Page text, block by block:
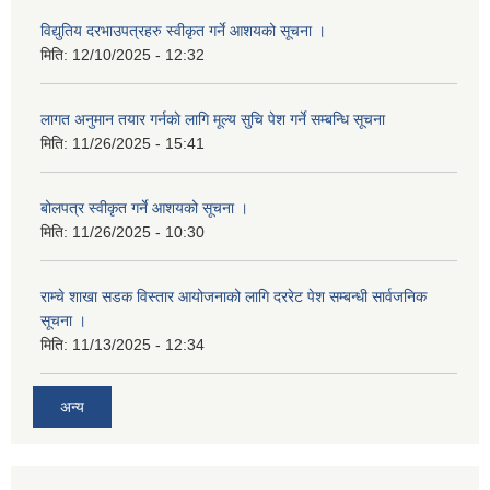
विद्युतिय दरभाउपत्रहरु स्वीकृत गर्ने आशयको सूचना ।
मिति: 12/10/2025 - 12:32
लागत अनुमान तयार गर्नकाे लागि मूल्य सुचि पेश गर्ने सम्बन्धि सूचना
मिति: 11/26/2025 - 15:41
बोलपत्र स्वीकृत गर्ने आशयको सूचना ।
मिति: 11/26/2025 - 10:30
राम्चे शाखा सडक विस्तार आयोजनाको लागि दररेट पेश सम्बन्धी सार्वजनिक
सूचना ।
मिति: 11/13/2025 - 12:34
अन्य